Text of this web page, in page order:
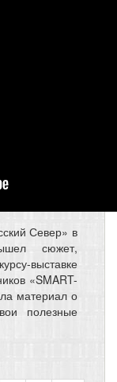
Север» в
сюжет,
выставке
«SMART-
материал о
полезные